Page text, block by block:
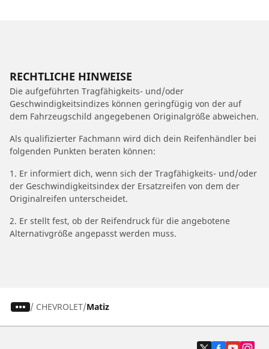
RECHTLICHE HINWEISE
Die aufgeführten Tragfähigkeits- und/oder
Geschwindigkeitsindizes können geringfügig von der auf
dem Fahrzeugschild angegebenen Originalgröße abweichen.
Als qualifizierter Fachmann wird dich dein Reifenhändler bei
folgenden Punkten beraten können:
1. Er informiert dich, wenn sich der Tragfähigkeits- und/oder
der Geschwindigkeitsindex der Ersatzreifen von dem der
Originalreifen unterscheidet.
2. Er stellt fest, ob der Reifendruck für die angebotene
Alternativgröße angepasst werden muss.
/ CHEVROLET Matiz